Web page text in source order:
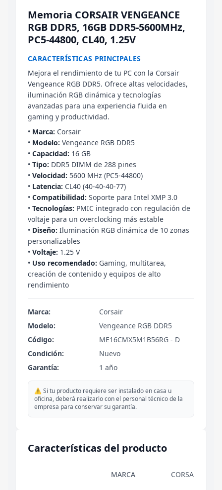
Memoria CORSAIR VENGEANCE
RGB DDR5, 16GB DDR5-5600MHz,
PC5-44800, CL40, 1.25V
CARACTERÍSTICAS PRINCIPALES
Mejora el rendimiento de tu PC con la Corsair
Vengeance RGB DDR5. Ofrece altas velocidades,
iluminación RGB dinámica y tecnologías
avanzadas para una experiencia fluida en
gaming y productividad.
• Marca: Corsair
• Modelo: Vengeance RGB DDR5
• Capacidad: 16 GB
• Tipo: DDR5 DIMM de 288 pines
• Velocidad: 5600 MHz (PC5-44800)
• Latencia: CL40 (40-40-40-77)
• Compatibilidad: Soporte para Intel XMP 3.0
• Tecnologías: PMIC integrado con regulación de
voltaje para un overclocking más estable
• Diseño: Iluminación RGB dinámica de 10 zonas
personalizables
• Voltaje: 1.25 V
• Uso recomendado: Gaming, multitarea,
creación de contenido y equipos de alto
rendimiento
Marca:
Corsair
Modelo:
Vengeance RGB DDR5
Código:
ME16CMX5M1B56RG - D
Condición:
Nuevo
Garantía:
1 año
⚠️ Si tu producto requiere ser instalado en casa u
oficina, deberá realizarlo con el personal técnico de la
empresa para conservar su garantía.
Características del producto
MARCA CORSAIR